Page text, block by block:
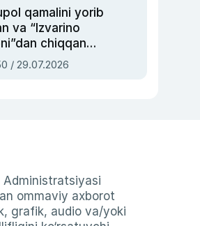
qamalini yorib
va “Izvarino
chiqqan
— Ukraina
bosh
/ 29.07.2026
Administratsiyasi
ommaviy axborot
grafik, audio va/yoki